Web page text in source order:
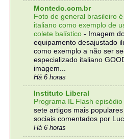
Montedo.com.br
Foto de general brasileiro
italiano como exemplo de
colete balístico - Imagem
equipamento desajustado
como exemplo a não ser
especializado italiano
imagem...
Há 6 horas
Instituto Liberal
Programa IL Flash episódio
sete artigos mais
sociais comentados por
Há 6 horas